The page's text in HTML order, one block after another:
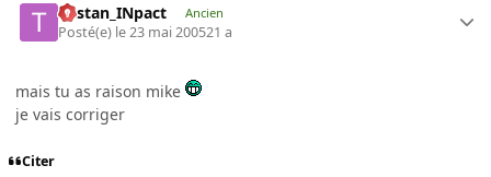
Tristan_INpact Ancien
Posté(e) le 23 mai 200521 a
mais tu as raison mike
je vais corriger
Citer